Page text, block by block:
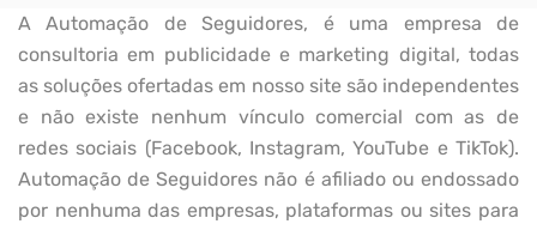
A Automação de Seguidores, é uma empresa de
consultoria em publicidade e marketing digital, todas
as soluções ofertadas em nosso site são independentes
e não existe nenhum vínculo comercial com as de
redes sociais (Facebook, Instagram, YouTube e TikTok).
Automação de Seguidores não é afiliado ou endossado
por nenhuma das empresas, plataformas ou sites para